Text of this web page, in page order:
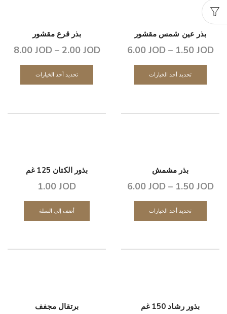
بذر عين شمس مقشور
1.50 JOD
–
6.00 JOD
تحديد أحد الخيارات
بذر قرع مقشور
2.00 JOD
–
8.00 JOD
تحديد أحد الخيارات
بذر مشمش
1.50 JOD
–
6.00 JOD
تحديد أحد الخيارات
بذور الكتان 125 غم
1.00 JOD
أضف إلى السلة
بذور رشاد 150 غم برتقال مجفف